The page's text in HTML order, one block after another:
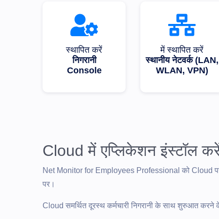
स्थापित करें
निगरानी
Console
में स्थापित करें
स्थानीय नेटवर्क (LAN,
WLAN, VPN)
Cloud में एप्लिकेशन इंस्टॉल
Net Monitor for Employees Professional को Cloud
पर।
Cloud समर्थित दूरस्थ कर्मचारी निगरानी के साथ शुरुआत